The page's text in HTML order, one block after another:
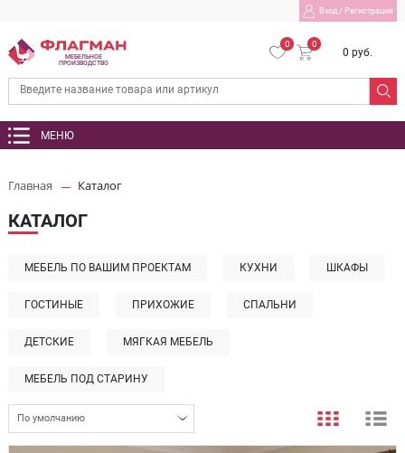
Вход/ Регистрация
МЕБЕЛЬНОЕ
ПРОИЗВОДСТВО
0 0
0 руб.
МЕНЮ
Главная Каталог
КАТАЛОГ
МЕБЕЛЬ ПО ВАШИМ ПРОЕКТАМ КУХНИ ШКАФЫ
ГОСТИНЫЕ ПРИХОЖИЕ СПАЛЬНИ
ДЕТСКИЕ МЯГКАЯ МЕБЕЛЬ
МЕБЕЛЬ ПОД СТАРИНУ
По умолчанию